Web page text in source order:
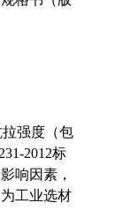
强度（包
2012标
响因素，
工业选材